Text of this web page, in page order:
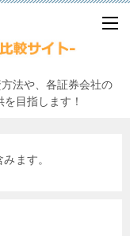
法や、各証券会社の
目指します！
ます。